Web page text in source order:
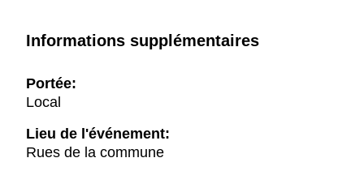
Informations supplémentaires
Portée:
Local
Lieu de l'événement:
Rues de la commune